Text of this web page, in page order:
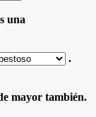
una
.
mayor también.